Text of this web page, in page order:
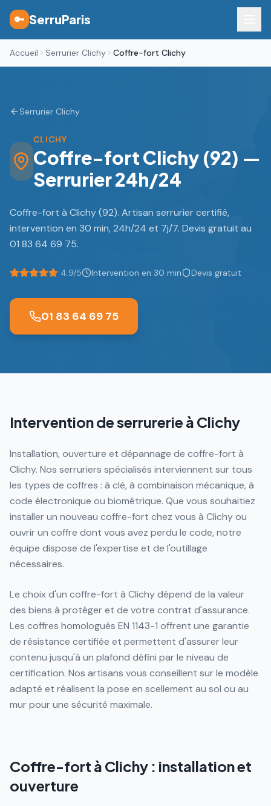
🔑 SerruParis
Accueil Serrurier Clichy Coffre-fort Clichy
Serrurier Clichy
CLICHY
Coffre-fort Clichy (92) —
Serrurier 24h/24
Coffre-fort à Clichy (92). Artisan serrurier certifié,
intervention en 30 min, 24h/24 et 7j/7. Devis gratuit au
01 83 64 69 75.
4.9/5 Intervention en 30 min Devis gratuit
01 83 64 69 75
Intervention de serrurerie à Clichy
Installation, ouverture et dépannage de coffre-fort à
Clichy. Nos serruriers spécialisés interviennent sur tous
les types de coffres : à clé, à combinaison mécanique, à
code électronique ou biométrique. Que vous souhaitiez
installer un nouveau coffre-fort chez vous à Clichy ou
ouvrir un coffre dont vous avez perdu le code, notre
équipe dispose de l'expertise et de l'outillage
nécessaires.
Le choix d'un coffre-fort à Clichy dépend de la valeur
des biens à protéger et de votre contrat d'assurance.
Les coffres homologués EN 1143-1 offrent une garantie
de résistance certifiée et permettent d'assurer leur
contenu jusqu'à un plafond défini par le niveau de
certification. Nos artisans vous conseillent sur le modèle
adapté et réalisent la pose en scellement au sol ou au
mur pour une sécurité maximale.
Coffre-fort à Clichy : installation et
ouverture